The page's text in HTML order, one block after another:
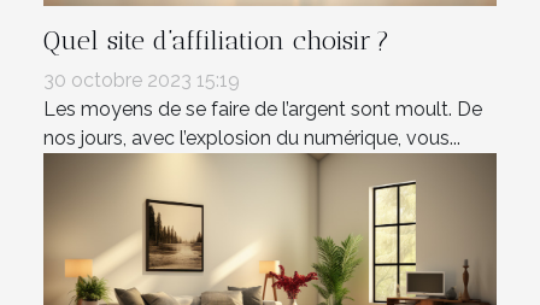
Quel site d’affiliation choisir ?
30 octobre 2023 15:19
Les moyens de se faire de l’argent sont moult. De
nos jours, avec l’explosion du numérique, vous...